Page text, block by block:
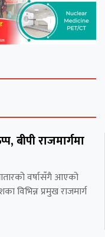
बीपी राजमार्गमा
वर्षासँगै आएको
विभिन्न प्रमुख राजमार्ग